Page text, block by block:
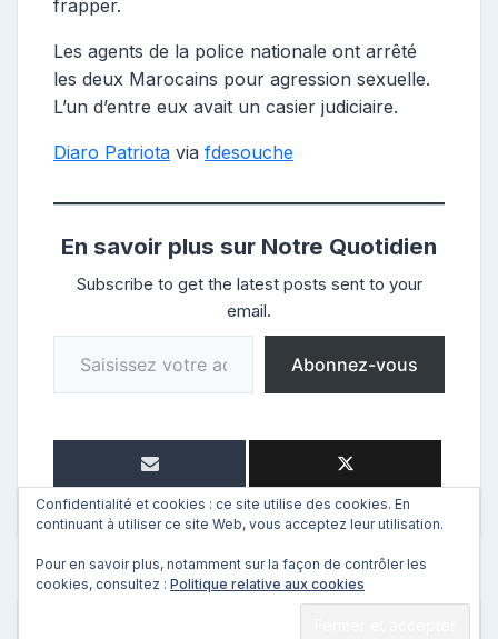
frapper.
Les agents de la police nationale ont arrêté
les deux Marocains pour agression sexuelle.
L’un d’entre eux avait un casier judiciaire.
Diaro Patriota via fdesouche
En savoir plus sur Notre Quotidien
Subscribe to get the latest posts sent to your
email.
Saisissez votre adresse e-mail…
Abonnez-vous
Confidentialité et cookies : ce site utilise des cookies. En
continuant à utiliser ce site Web, vous acceptez leur utilisation.
Pour en savoir plus, notamment sur la façon de contrôler les
cookies, consultez : Politique relative aux cookies